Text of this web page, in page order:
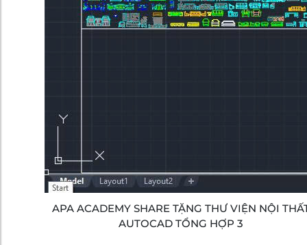
APA ACADEMY SHARE TẶNG THƯ VIỆN NỘI
AUTOCAD TỔNG HỢP 3